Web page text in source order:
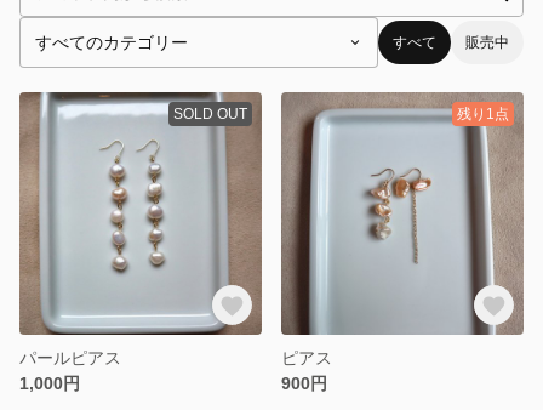
すべて 販売中
SOLD OUT
パールピアス
1,000円
残り1点
ピアス
900円